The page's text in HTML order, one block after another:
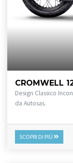
CROMWELL
Design Classico
da Autosas.
SCOPRI DI PIÙ